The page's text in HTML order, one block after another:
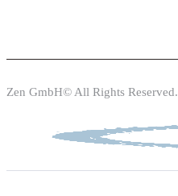
Zen GmbH© All Rights Reserved.